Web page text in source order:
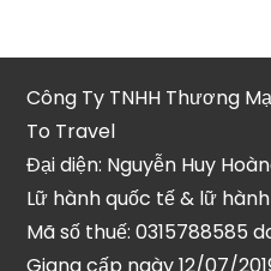
Công Ty TNHH Thương
To Travel
Đại diện: Nguyễn Huy
Lữ hành quốc tế & lữ
Mã số thuế: 0315788585